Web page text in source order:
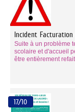
Incident Facturation
Suite à un problème
scolaire et d'accueil
être entièrement
17/10